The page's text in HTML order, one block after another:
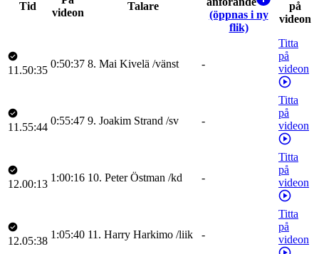
Tid
videon
Talare
(öppnas i ny
flik)
på
videon
11.50:35
0:50:37 8. Mai Kivelä /vänst -
Titta
på
videon
11.55:44
0:55:47 9. Joakim Strand /sv -
Titta
på
videon
12.00:13
1:00:16 10. Peter Östman /kd -
Titta
på
videon
12.05:38
1:05:40 11 . Harry Harkimo /liik -
Titta
på
videon